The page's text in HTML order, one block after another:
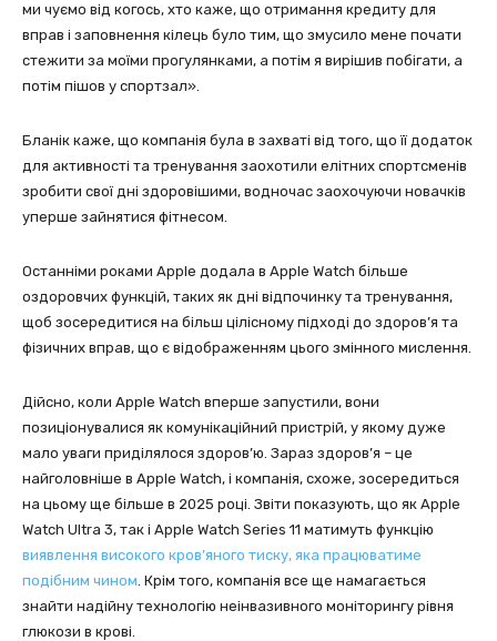
ми чуємо від когось, хто каже, що отримання кредиту для
вправ і заповнення кілець було тим, що змусило мене почати
стежити за моїми прогулянками, а потім я вирішив побігати, а
потім пішов у спортзал».
Бланік каже, що компанія була в захваті від того, що її додаток
для активності та тренування заохотили елітних спортсменів
зробити свої дні здоровішими, водночас заохочуючи новачків
уперше зайнятися фітнесом.
Останніми роками Apple додала в Apple Watch більше
оздоровчих функцій, таких як дні відпочинку та тренування,
щоб зосередитися на більш цілісному підході до здоров’я та
фізичних вправ, що є відображенням цього змінного мислення.
Дійсно, коли Apple Watch вперше запустили, вони
позиціонувалися як комунікаційний пристрій, у якому дуже
мало уваги приділялося здоров’ю. Зараз здоров’я – це
найголовніше в Apple Watch, і компанія, схоже, зосередиться
на цьому ще більше в 2025 році. Звіти показують, що як Apple
Watch Ultra 3, так і Apple Watch Series 11 матимуть функцію
виявлення високого кров’яного тиску, яка працюватиме
подібним чином. Крім того, компанія все ще намагається
знайти надійну технологію неінвазивного моніторингу рівня
глюкози в крові.